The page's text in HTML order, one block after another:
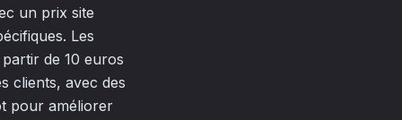
un prix site
Les
de 10 euros
clients, avec des
pour améliorer